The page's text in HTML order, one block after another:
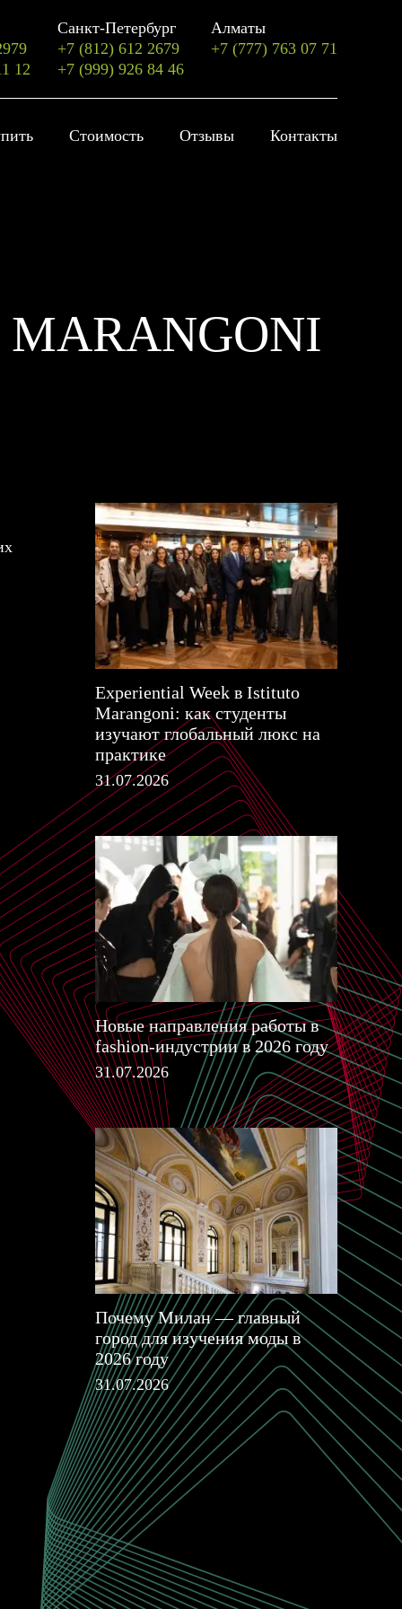
12
Санкт-Петербург
+7 (812) 612 2679
+7 (999) 926 84 46
Алматы
+7 (777) 763 07 71
Стоимость Отзывы Контакты
Experiential Week в Istituto
Marangoni: как студенты
изучают глобальный люкс на
практике
31.07.2026
Новые направления работы в
fashion-индустрии в 2026 году
31.07.2026
Почему Милан — главный
город для изучения моды в
2026 году
31.07.2026